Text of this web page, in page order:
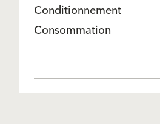
Conditionnement
Consommation